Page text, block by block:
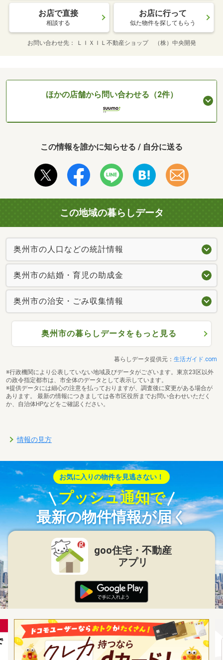
お店で直接
相談する
お店に行って
似た物件を探してもらう
お問い合わせ先 ＬＩＸＩＬ不動産ショップ （株）中央開発
ほかの店舗から問い合わせる（2件）
この情報を誰かに知らせる / 自分に送る
この地域の暮らしデータ
奥州市の人口などの統計情報
奥州市の結婚・育児の助成金
奥州市の治安・ごみ収集情報
奥州市の暮らしデータをもっと見る
暮らしデータ提供元： 生活ガイド.com
※行政機関により公表していない地域及びデータがございます。東京23区以外
の政令指定都市は、市全体のデータとして表示しています。
※提供データには細心の注意を払っておりますが、調査後に変更がある場合が
あります。 最新の情報につきましては各市区役所までお問い合わせいただく
か、自治体HPなどをご確認ください。
情報の見方
お気に入りの物件を見逃さない！
プッシュ通知で
最新の物件情報が届く
goo住宅・不動産
アプリ